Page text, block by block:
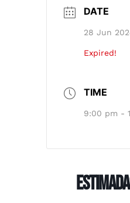
DATE
28 Jun
Expired!
TIME
9:00 pm -